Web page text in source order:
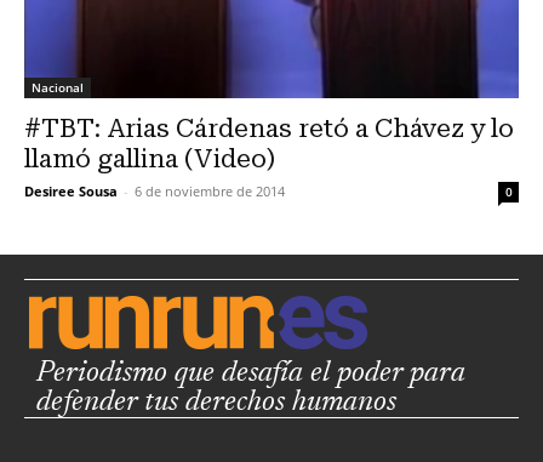
Nacional
#TBT: Arias Cárdenas retó a Chávez y lo
llamó gallina (Video)
Desiree Sousa - 6 de noviembre de 2014 0
Periodismo que desafía el poder para
defender tus derechos humanos